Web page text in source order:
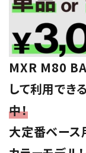
MXR M80
して利用できる
中！
大定番ベース